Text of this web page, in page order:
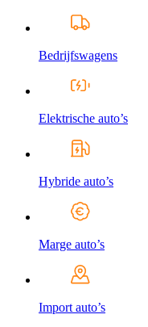
Bedrijfswagens
Elektrische auto’s
Hybride auto’s
Marge auto’s
Import auto’s